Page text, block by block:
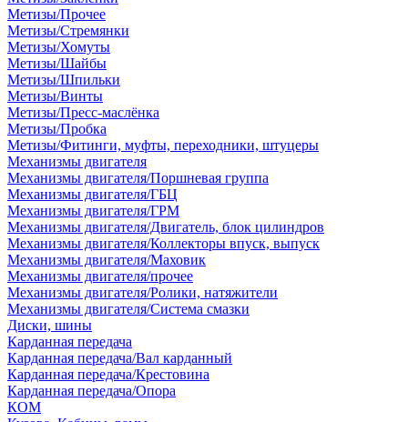
Метизы/Прочее
Метизы/Стремянки
Метизы/Хомуты
Метизы/Шайбы
Метизы/Шпильки
Метизы/Винты
Метизы/Пресс-маслёнка
Метизы/Пробка
Метизы/Фитинги, муфты, переходники, штуцеры
Механизмы двигателя
Механизмы двигателя/Поршневая группа
Механизмы двигателя/ГБЦ
Механизмы двигателя/ГРМ
Механизмы двигателя/Двигатель, блок цилиндров
Механизмы двигателя/Коллекторы впуск, выпуск
Механизмы двигателя/Маховик
Механизмы двигателя/прочее
Механизмы двигателя/Ролики, натяжители
Механизмы двигателя/Система смазки
Диски, шины
Карданная передача
Карданная передача/Вал карданный
Карданная передача/Крестовина
Карданная передача/Опора
КОМ